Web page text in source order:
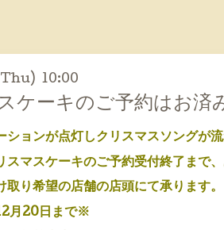
10:00
ケーキのご予約はお済
ションが点灯しクリスマスソングが
スマスケーキのご予約受付終了まで
取り希望の店舗の店頭にて承ります。
月20日まで※